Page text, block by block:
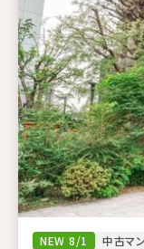
NEW 8/1 中古マ